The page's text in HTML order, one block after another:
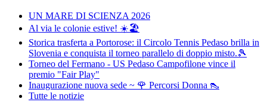
UN MARE DI SCIENZA 2026
Al via le colonie estive! ☀️🏖️
Storica trasferta a Portorose: il Circolo Tennis Pedaso brilla in
Slovenia e conquista il torneo parallelo di doppio misto.🎾
Torneo del Fermano - US Pedaso Campofilone vince il
premio "Fair Play"
Inaugurazione nuova sede ~ 🌹 Percorsi Donna 👠
Tutte le notizie